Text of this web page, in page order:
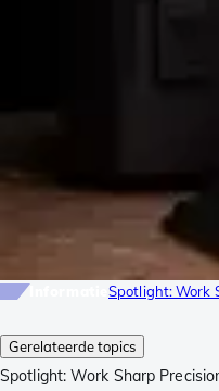
Gerelateerde topics
Spotlight: Work Sharp
Spotlight: Work